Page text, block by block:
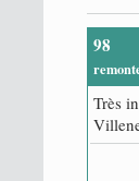
98
Très